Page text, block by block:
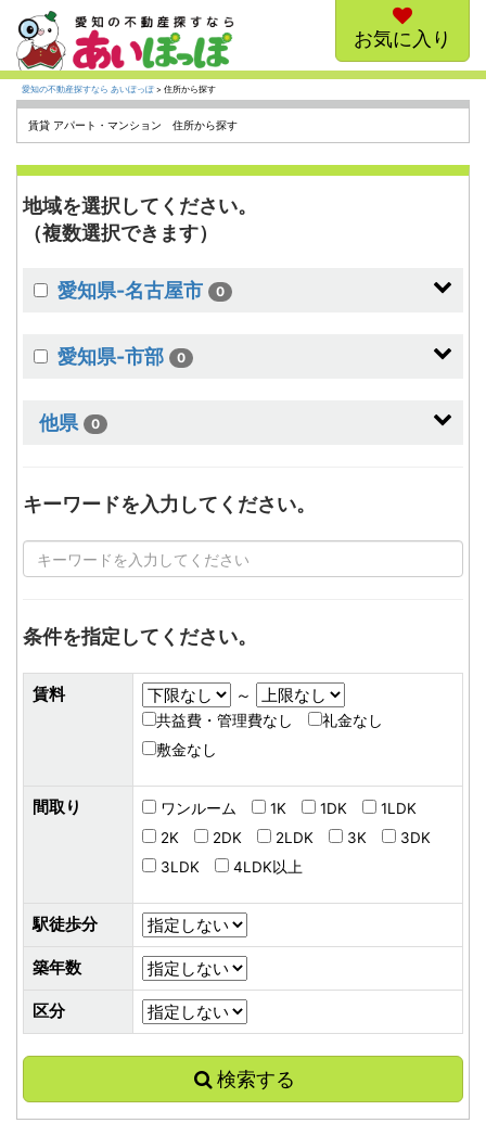
お気に入り
愛知の不動産探すなら あいぽっぽ> 住所から探す
賃貸 アパート・マンション 住所から探す
地域を選択してください。
（複数選択できます）
愛知県-名古屋市 0
愛知県-市部 0
他県 0
キーワードを入力してください。
条件を指定してください。
賃料 ～
共益費・管理費なし
礼金なし
敷金なし
間取り ワンルーム 1K 1DK
1LDK
2K
2DK 2LDK 3K
3DK
3LDK
4LDK以上
駅徒歩分
築年数
区分
検索する